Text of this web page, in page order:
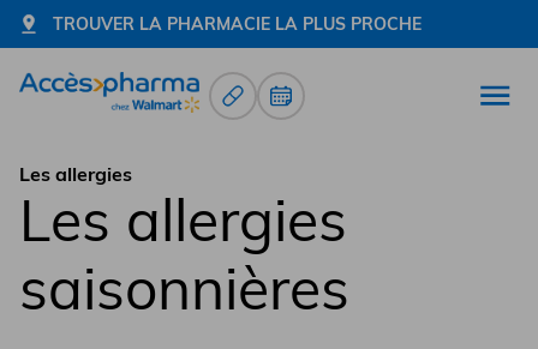
TROUVER LA PHARMACIE LA PLUS PROCHE
Allez à la page d'accueil
Renouvellement d’ordonnance
Prendre un rendez-vous
Les allergies
Les allergies
saisonnières